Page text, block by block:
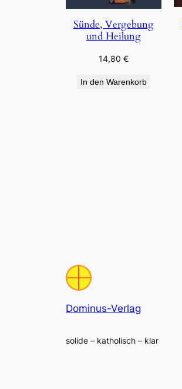
Sünde, Vergebung
und Heilung
14,80€
In den Warenkorb
Dominus-Verlag
solide – katholisch – klar